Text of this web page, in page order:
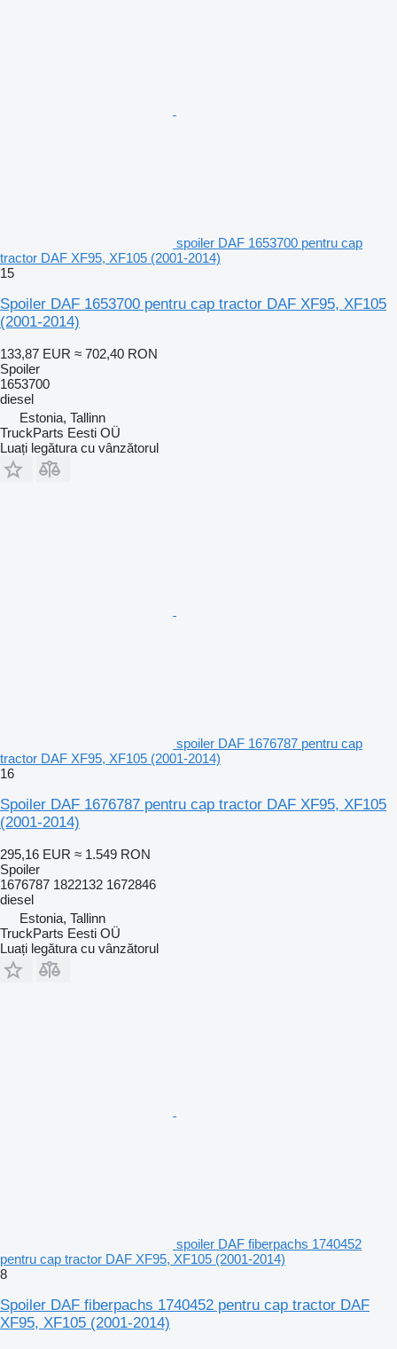
spoiler DAF 1653700 pentru cap
tractor DAF XF95, XF105 (2001-2014)
15
Spoiler DAF 1653700 pentru cap tractor DAF XF95, XF105
(2001-2014)
133,87 EUR ≈ 702,40 RON
Spoiler
1653700
diesel
Estonia, Tallinn
TruckParts Eesti OÜ
Luați legătura cu vânzătorul
spoiler DAF 1676787 pentru cap
tractor DAF XF95, XF105 (2001-2014)
16
Spoiler DAF 1676787 pentru cap tractor DAF XF95, XF105
(2001-2014)
295,16 EUR ≈ 1.549 RON
Spoiler
1676787 1822132 1672846
diesel
Estonia, Tallinn
TruckParts Eesti OÜ
Luați legătura cu vânzătorul
spoiler DAF fiberpachs 1740452
pentru cap tractor DAF XF95, XF105 (2001-2014)
8
Spoiler DAF fiberpachs 1740452 pentru cap tractor DAF
XF95, XF105 (2001-2014)